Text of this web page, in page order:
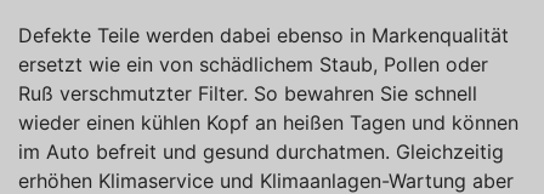
Defekte Teile werden dabei ebenso in Markenqualität
ersetzt wie ein von schädlichem Staub, Pollen oder
Ruß verschmutzter Filter. So bewahren Sie schnell
wieder einen kühlen Kopf an heißen Tagen und können
im Auto befreit und gesund durchatmen. Gleichzeitig
erhöhen Klimaservice und Klimaanlagen-Wartung aber